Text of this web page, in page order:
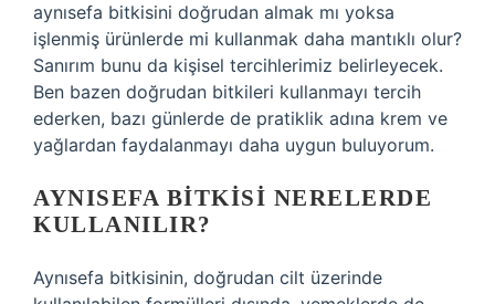
aynısefa bitkisini doğrudan almak mı yoksa
işlenmiş ürünlerde mi kullanmak daha mantıklı olur?
Sanırım bunu da kişisel tercihlerimiz belirleyecek.
Ben bazen doğrudan bitkileri kullanmayı tercih
ederken, bazı günlerde de pratiklik adına krem ve
yağlardan faydalanmayı daha uygun buluyorum.
AYNISEFA BITKISI NERELERDE
KULLANILIR?
Aynısefa bitkisinin, doğrudan cilt üzerinde